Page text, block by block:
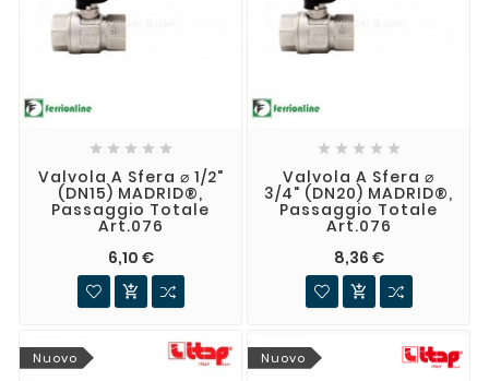
    
Valvola A Sfera ⌀ 1/2"
(DN15) MADRID®,
Passaggio Totale
Art.076
6,10 €

    
Valvola A Sfera ⌀
3/4" (DN20) MADRID®,
Passaggio Totale
Art.076
8,36 €

Nuovo Nuovo